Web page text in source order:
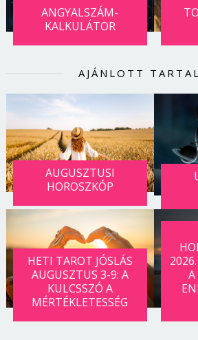
ANGYALSZÁM-
KALKULÁTOR
AJÁNLOTT
AUGUSZTUSI
HOROSZKÓP
HETI TAROT JÓSLÁS
AUGUSZTUS 3-9: A
KULCSSZÓ A
MÉRTÉKLETESSÉG
A
Jelszó
Mégse